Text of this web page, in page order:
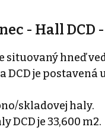
- Hall
situovaný hneď
DCD je postavená
skladovej haly.
DCD je 33,600 m2.